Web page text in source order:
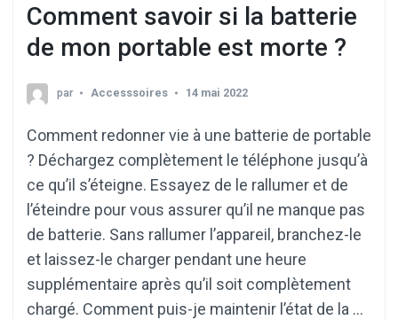
Comment savoir si la batterie
de mon portable est morte ?
par Accesssoires 14 mai 2022
Comment redonner vie à une batterie de portable
? Déchargez complètement le téléphone jusqu’à
ce qu’il s’éteigne. Essayez de le rallumer et de
l’éteindre pour vous assurer qu’il ne manque pas
de batterie. Sans rallumer l’appareil, branchez-le
et laissez-le charger pendant une heure
supplémentaire après qu’il soit complètement
chargé. Comment puis-je maintenir l’état de la …